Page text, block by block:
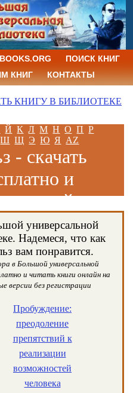
ПОИСК КНИГ
КНИГ
КОНТАКТЫ
КНИГУ В БИБЛИОТЕКЕ
Й К Л М Н О П Р
Ш Щ Э Ю Я AZ
- скачать
и
онлайн
универсальной
Надемеся, что как
вам понравится.
в Большой универсальной
и читать книги онлайн на
версии без регистрации
Пробуждение:
преодоление
препятствий к
реализации
возможностей
человека